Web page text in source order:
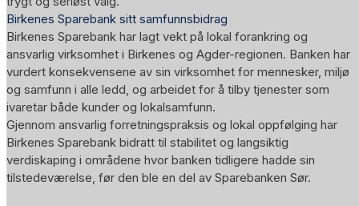
Birkenes Sparebank sitt samfunnsbidrag
Birkenes Sparebank har lagt vekt på lokal forankring og
ansvarlig virksomhet i Birkenes og Agder-regionen. Banken har
vurdert konsekvensene av sin virksomhet for mennesker, miljø
og samfunn i alle ledd, og arbeidet for å tilby tjenester som
ivaretar både kunder og lokalsamfunn.
Gjennom ansvarlig forretningspraksis og lokal oppfølging har
Birkenes Sparebank bidratt til stabilitet og langsiktig
verdiskaping i områdene hvor banken tidligere hadde sin
tilstedeværelse, før den ble en del av Sparebanken Sør.